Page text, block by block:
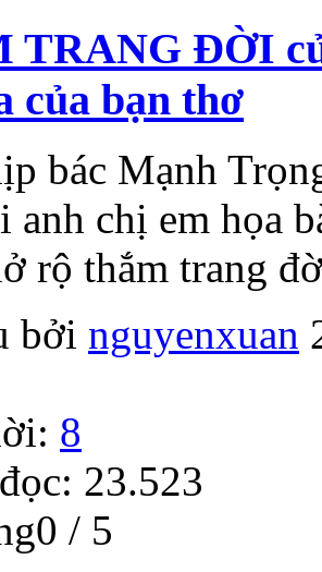
TRANG ĐỜI
của bạn thơ
bác Mạnh
anh chị em họa
rộ thắm trang
bởi nguyenxuan
8
23.523
/ 5